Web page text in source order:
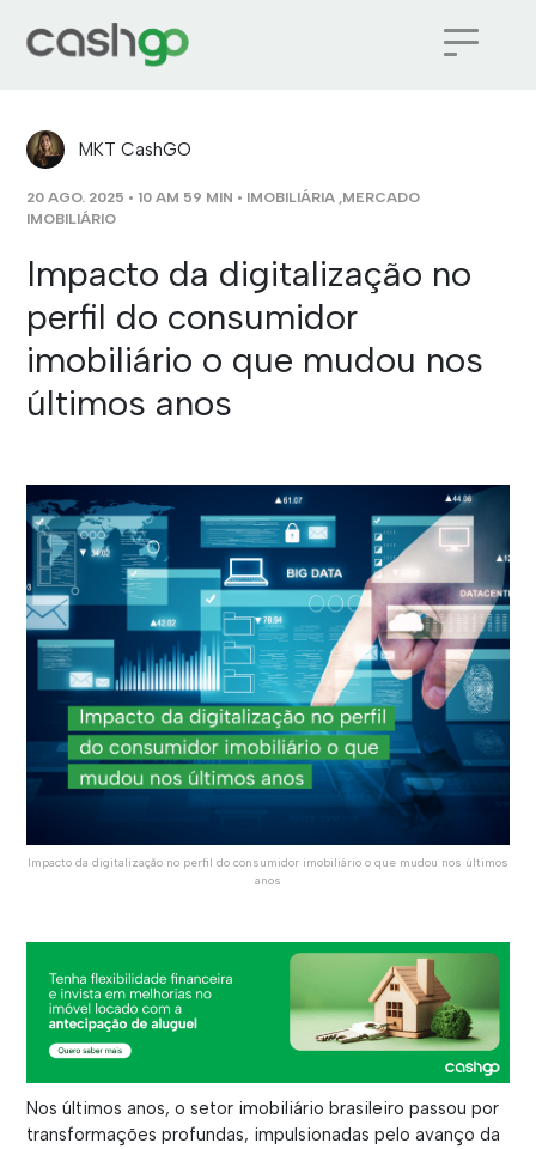
MKT CashGO
20 AGO. 2025 • 10 AM 59 MIN • IMOBILIÁRIA ,MERCADO
IMOBILIÁRIO
Impacto da digitalização no
perfil do consumidor
imobiliário o que mudou nos
últimos anos
Impacto da digitalização no perfil do consumidor imobiliário o que mudou nos últimos
anos
Nos últimos anos, o setor imobiliário brasileiro passou por
transformações profundas, impulsionadas pelo avanço da